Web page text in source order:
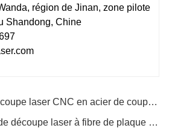
région de Jinan, zone pilote
Shandong, Chine
précédente : Coût de coupe laser CNC en acier de coupeur de machine de découpe laser industrielle ModeH
prochaine : Machine de découpe laser à fibre de plaque de tuyau en acier inoxydable modèle CM